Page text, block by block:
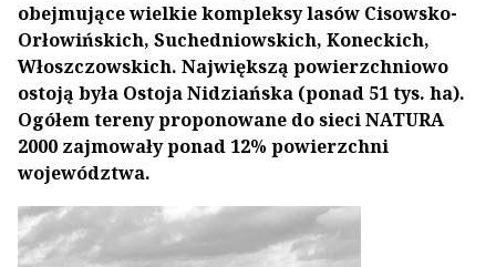
obejmujące wielkie kompleksy lasów Cisowsko-
Orłowińskich, Suchedniowskich, Koneckich,
Włoszczowskich. Największą powierzchniowo
ostoją była Ostoja Nidziańska (ponad 51 tys. ha).
Ogółem tereny proponowane do sieci NATURA
2000 zajmowały ponad 12% powierzchni
województwa.